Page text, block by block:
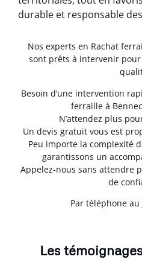
durable et responsable
Nos experts en Rachat
sont prêts à intervenir
Besoin d’une intervention
ferraille à
N’attendez plus
Un devis gratuit vous est
Peu importe la complexité
garantissons un
Appelez-nous sans attendre
de
Par téléphone au
Les